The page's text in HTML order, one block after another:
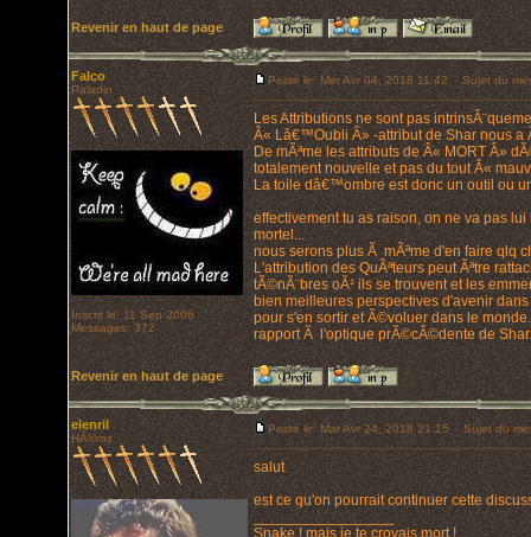
Revenir en haut de page
Falco
Paladin
Inscrit le: 11 Sep 2006
Messages: 372
Posté le: Mer Avr 04, 2018 11:42 Sujet du
Les Attributions ne sont pas
Â« Lâ€™Oubli Â» -attribut de Shar nous a
De mÃªme les attributs de Â« MORT Â»
totalement nouvelle et pas du tout Â«
La toile dâ€™ombre est donc un outil ou
effectivement tu as raison, on ne va pas
mortel...
nous serons plus Ã mÃªme d'en faire qlq
L'attribution des QuÃªteurs peut Ãªtre
tÃ©nÃ¨bres oÃ¹ ils se trouvent et les
bien meilleures perspectives d'avenir
pour s'en sortir et Ã©voluer dans le
rapport Ã l'optique prÃ©cÃ©dente de Shar.
Revenir en haut de page
elenril
HÃ©ros
Posté le: Mar Avr 24, 2018 21:15 Sujet du
salut
est ce qu'on pourrait continuer cette
_________________
Snake ! mais je te croyais mort !